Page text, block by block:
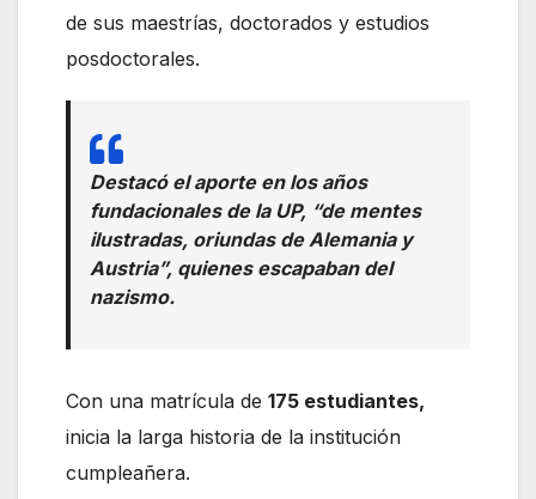
de sus maestrías, doctorados y estudios
posdoctorales.
Destacó el aporte en los años
fundacionales de la UP, “de mentes
ilustradas, oriundas de Alemania y
Austria”, quienes escapaban del
nazismo.
Con una matrícula de 175 estudiantes,
inicia la larga historia de la institución
cumpleañera.